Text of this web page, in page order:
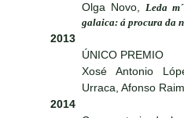
Olga Novo, Leda
galaica: á procura da
2013
ÚNICO PREMIO
Xosé Antonio
Urraca, Afonso
2014